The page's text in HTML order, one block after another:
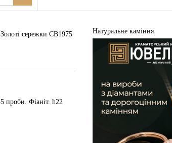
сережки СВ1975
проби. Фіаніт. h22
Натуральне каміння